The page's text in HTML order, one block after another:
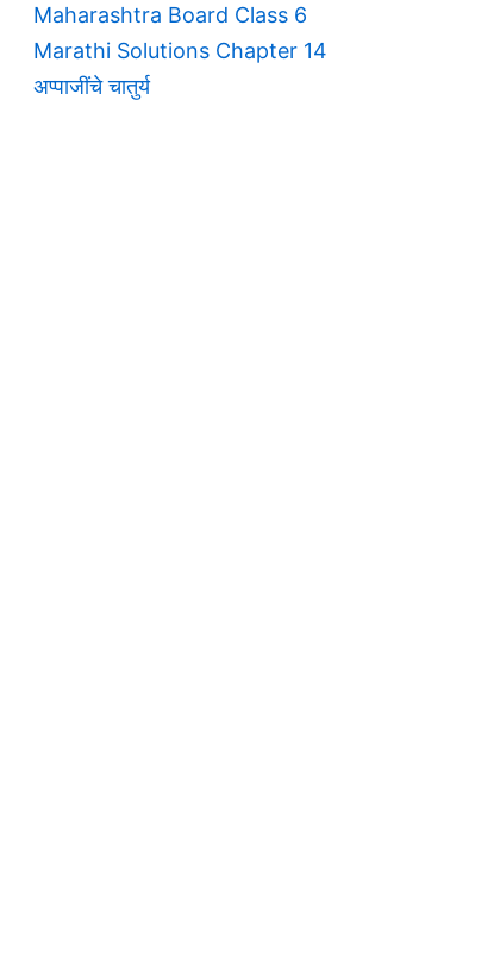
Maharashtra Board Class 6
Marathi Solutions Chapter 14
अप्पाजींचे चातुर्य